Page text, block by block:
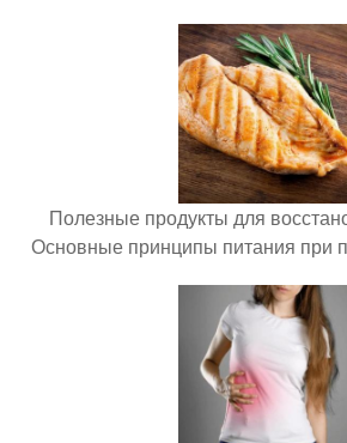
Полезные продукты для
Основные принципы питания при